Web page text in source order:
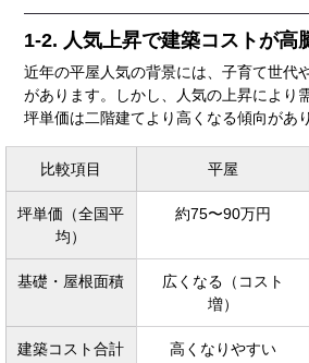
1-2. 人気上昇で建築コストが高
近年の平屋人気の背景には、子育て世代
があります。しかし、人気の上昇により
坪単価は二階建てより高くなる傾向があ
比較項目 平屋
坪単価（全国平
均）
約75〜90万円
基礎・屋根面積
広くなる（コスト
増）
建築コスト合計 高くなりやすい